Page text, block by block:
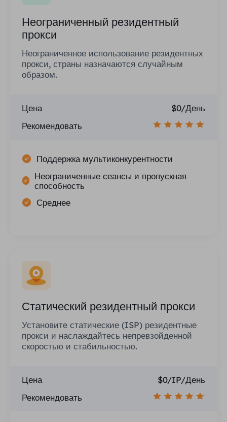
Неограниченный резидентный
прокси
Неограниченное использование резидентных
прокси, страны назначаются случайным
образом.
Цена
$0/День
Рекомендовать
Поддержка мультиконкурентности
Неограниченные сеансы и пропускная
способность
Среднее
Статический резидентный прокси
Установите статические (ISP) резидентные
прокси и наслаждайтесь непревзойденной
скоростью и стабильностью.
Цена
$0/IP/День
Рекомендовать